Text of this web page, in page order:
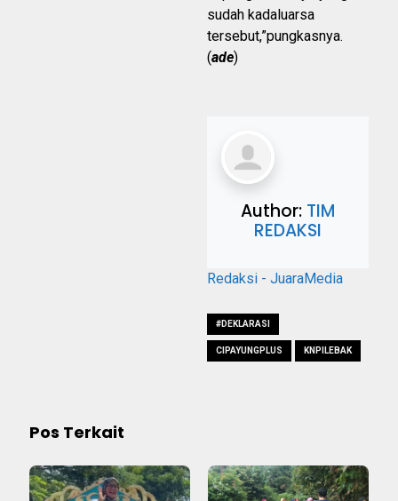
sudah kadaluarsa
tersebut,”pungkasnya.
(ade)
Author: TIM
REDAKSI
Redaksi - JuaraMedia
#DEKLARASI
CIPAYUNGPLUS KNPILEBAK
Pos Terkait